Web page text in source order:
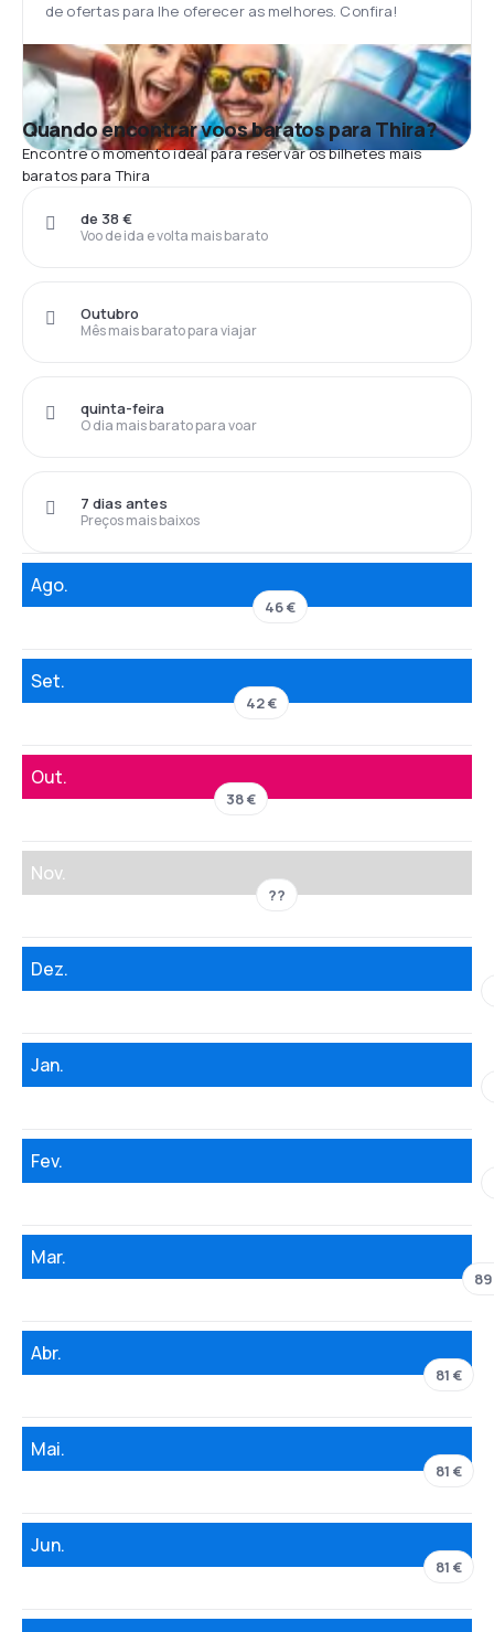
de ofertas para lhe oferecer as melhores. Confira!
Quando encontrar voos baratos para Thira?
Encontre o momento ideal para reservar os bilhetes mais
baratos para Thira
Voo de ida e volta mais barato
de 38 €
Mês mais barato para viajar
Outubro
O dia mais barato para voar
quinta-feira
Preços mais baixos
7 dias antes
Ago.
46 €
Set.
42 €
Out.
38 €
Nov.
??
Dez.
Jan.
Fev.
Mar.
Abr.
81 €
Mai.
81 €
Jun.
81 €